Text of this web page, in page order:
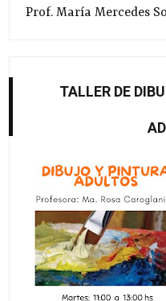
Prof. María Mercedes
TALLER DE